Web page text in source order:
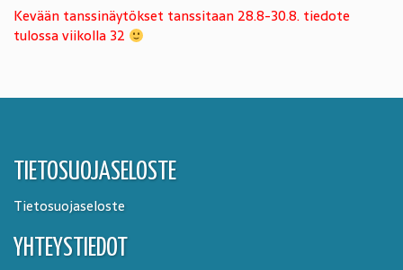
Kevään tanssinäytökset tanssitaan 28.8-30.8. tiedote
tulossa viikolla 32
TIETOSUOJASELOSTE
Tietosuojaseloste
YHTEYSTIEDOT